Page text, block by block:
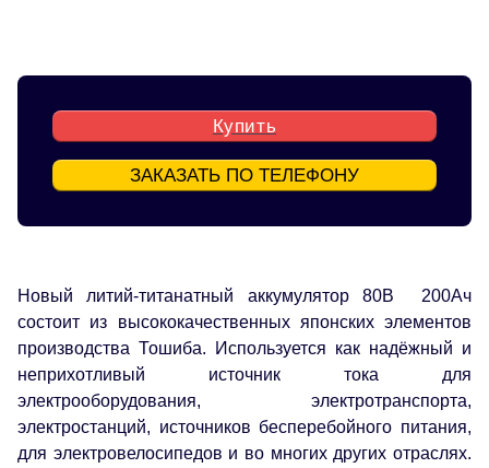
Купить
ЗАКАЗАТЬ ПО ТЕЛЕФОНУ
Новый литий-титанатный аккумулятор 80В 200Ач
состоит из высококачественных японских элементов
производства Тошиба. Используется как надёжный и
неприхотливый источник тока для
электрооборудования, электротранспорта,
электростанций, источников бесперебойного питания,
для электровелосипедов и во многих других отраслях.